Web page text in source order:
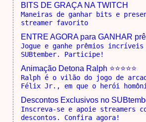
BITS DE GRAÇA NA TWITCH
Maneiras de ganhar bits e
streamer favorito
ENTRE AGORA para GANHAR
Jogue e ganhe prêmios
SUBtember. Participe!
Animação Detona Ralph ⭐⭐⭐⭐⭐
Ralph é o vilão do jogo de
Félix Jr., em que o herói
Descontos Exclusivos no
Inscreva-se e apoie streamers
descontos. Confira agora!